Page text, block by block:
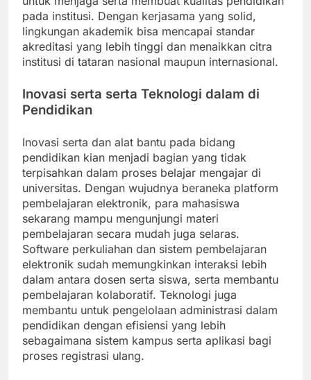
pada institusi. Dengan kerjasama yang solid,
lingkungan akademik bisa mencapai standar
akreditasi yang lebih tinggi dan menaikkan citra
institusi di tataran nasional maupun internasional.
Inovasi serta serta Teknologi dalam di
Pendidikan
Inovasi serta dan alat bantu pada bidang
pendidikan kian menjadi bagian yang tidak
terpisahkan dalam proses belajar mengajar di
universitas. Dengan wujudnya beraneka platform
pembelajaran elektronik, para mahasiswa
sekarang mampu mengunjungi materi
pembelajaran secara mudah juga selaras.
Software perkuliahan dan sistem pembelajaran
elektronik sudah memungkinkan interaksi lebih
dalam antara dosen serta siswa, serta membantu
pembelajaran kolaboratif. Teknologi juga
membantu untuk pengelolaan administrasi dalam
pendidikan dengan efisiensi yang lebih
sebagaimana sistem kampus serta aplikasi bagi
proses registrasi ulang.